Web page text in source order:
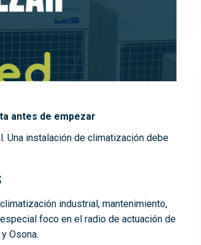
antes de empezar
Una instalación de climatización debe
industrial, mantenimiento,
foco en el radio de actuación de
Osona.